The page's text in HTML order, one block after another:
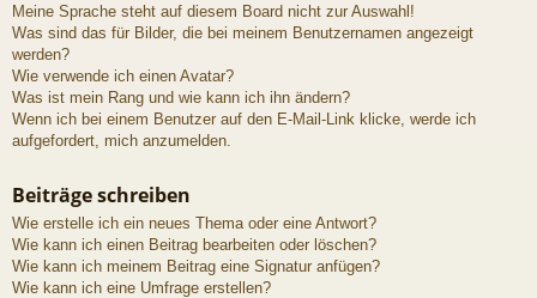
Meine Sprache steht auf diesem Board nicht zur Auswahl!
Was sind das für Bilder, die bei meinem Benutzernamen angezeigt
werden?
Wie verwende ich einen Avatar?
Was ist mein Rang und wie kann ich ihn ändern?
Wenn ich bei einem Benutzer auf den E-Mail-Link klicke, werde ich
aufgefordert, mich anzumelden.
Beiträge schreiben
Wie erstelle ich ein neues Thema oder eine Antwort?
Wie kann ich einen Beitrag bearbeiten oder löschen?
Wie kann ich meinem Beitrag eine Signatur anfügen?
Wie kann ich eine Umfrage erstellen?